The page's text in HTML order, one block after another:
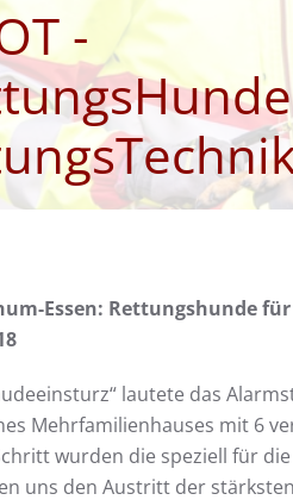
-
Essen: Rettungshunde
lautete das
Mehrfamilienhauses mit 6
wurden die speziell für
uns den Austritt der